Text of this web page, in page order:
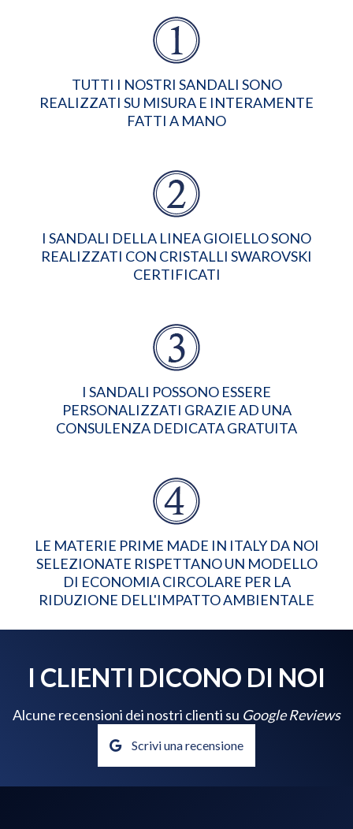
TUTTI I NOSTRI SANDALI SONO
REALIZZATI SU MISURA E INTERAMENTE
FATTI A MANO
I SANDALI DELLA LINEA GIOIELLO SONO
REALIZZATI CON CRISTALLI SWAROVSKI
CERTIFICATI
I SANDALI POSSONO ESSERE
PERSONALIZZATI GRAZIE AD UNA
CONSULENZA DEDICATA GRATUITA
LE MATERIE PRIME MADE IN ITALY DA NOI
SELEZIONATE RISPETTANO UN MODELLO
DI ECONOMIA CIRCOLARE PER LA
RIDUZIONE DELL'IMPATTO AMBIENTALE
I CLIENTI DICONO DI NOI
Alcune recensioni dei nostri clienti su Google Reviews
Scrivi una recensione